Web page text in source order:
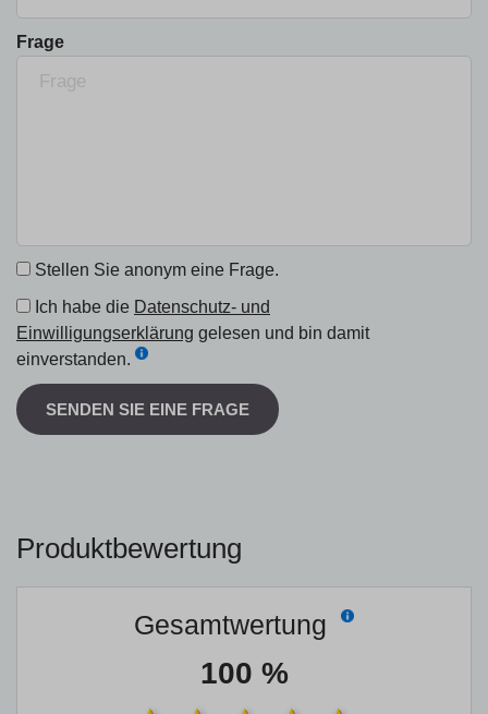
Frage
Stellen Sie anonym eine Frage.
Ich habe die Datenschutz- und
Einwilligungserklärung gelesen und bin damit
einverstanden.
SENDEN SIE EINE FRAGE
Produktbewertung
Gesamtwertung
100 %